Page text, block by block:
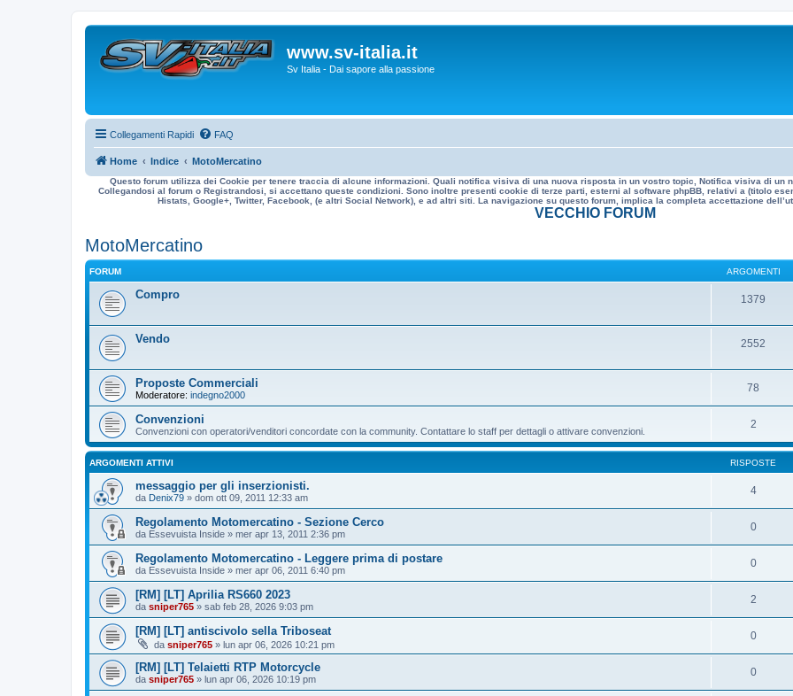
www.sv-italia.it
Sv Italia - Dai sapore alla passione
Collegamenti Rapidi FAQ
Home Indice MotoMercatino
Questo forum utilizza dei Cookie per tenere traccia di alcune informazioni. Quali notifica visiva di una nuova risposta in un vostro topic, Notifica visiva di un
Collegandosi al forum o Registrandosi, si accettano queste condizioni. Sono inoltre presenti cookie di terze parti, esterni al software phpBB, relativi a (titolo
Histats, Google+, Twitter, Facebook, (e altri Social Network), e ad altri siti. La navigazione su questo forum, implica la completa accettazione
VECCHIO FORUM
MotoMercatino
FORUM ARGOMENTI
Compro 1379
Vendo 2552
Proposte Commerciali
Moderatore: indegno2000
78
Convenzioni
Convenzioni con operatori/venditori concordate con la community. Contattare lo staff per dettagli o attivare convenzioni.
2
ARGOMENTI ATTIVI RISPOSTE
messaggio per gli inserzionisti.
da Denix79 » dom ott 09, 2011 12:33 am
4
Regolamento Motomercatino - Sezione Cerco
da Essevuista Inside » mer apr 13, 2011 2:36 pm
0
Regolamento Motomercatino - Leggere prima di postare
da Essevuista Inside » mer apr 06, 2011 6:40 pm
0
[RM] [LT] Aprilia RS660 2023
da sniper765 » sab feb 28, 2026 9:03 pm
2
[RM] [LT] antiscivolo sella Triboseat
da sniper765 » lun apr 06, 2026 10:21 pm
0
[RM] [LT] Telaietti RTP Motorcycle
da sniper765 » lun apr 06, 2026 10:19 pm
0